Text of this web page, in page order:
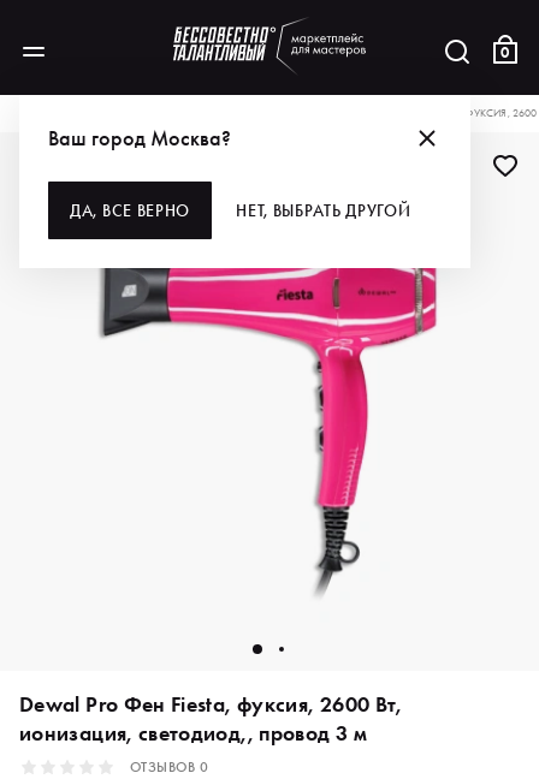
0
Ваш город Москва?
ДА, ВСЕ ВЕРНО НЕТ, ВЫБРАТЬ ДРУГОЙ
DEWAL PRO ФЕН FIESTA, ФУКСИЯ,
Dewal Pro Фен Fiesta, фуксия, 2600 Вт,
ионизация, светодиод,, провод 3 м
ОТЗЫВОВ 0